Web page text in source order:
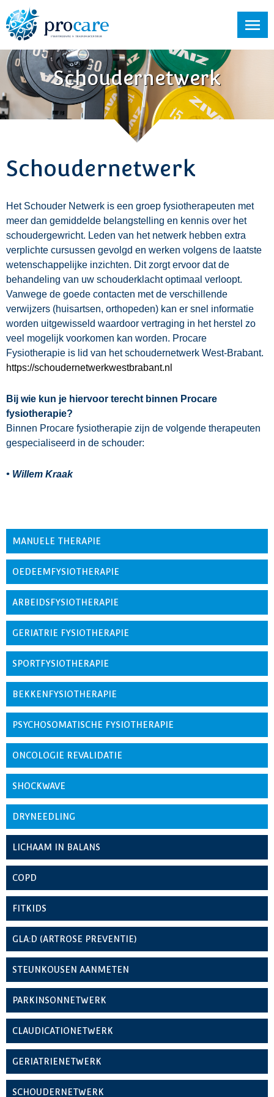
Schoudernetwerk
Schoudernetwerk
Het Schouder Netwerk is een groep fysiotherapeuten met
meer dan gemiddelde belangstelling en kennis over het
schoudergewricht. Leden van het netwerk hebben extra
verplichte cursussen gevolgd en werken volgens de laatste
wetenschappelijke inzichten. Dit zorgt ervoor dat de
behandeling van uw schouderklacht optimaal verloopt.
Vanwege de goede contacten met de verschillende
verwijzers (huisartsen, orthopeden) kan er snel informatie
worden uitgewisseld waardoor vertraging in het herstel zo
veel mogelijk voorkomen kan worden. Procare
Fysiotherapie is lid van het schoudernetwerk West-Brabant.
https://schoudernetwerkwestbrabant.nl
Bij wie kun je hiervoor terecht binnen Procare
fysiotherapie?
Binnen Procare fysiotherapie zijn de volgende therapeuten
gespecialiseerd in de schouder:
• Willem Kraak
MANUELE THERAPIE
OEDEEMFYSIOTHERAPIE
ARBEIDSFYSIOTHERAPIE
GERIATRIE FYSIOTHERAPIE
SPORTFYSIOTHERAPIE
BEKKENFYSIOTHERAPIE
PSYCHOSOMATISCHE FYSIOTHERAPIE
ONCOLOGIE REVALIDATIE
SHOCKWAVE
DRYNEEDLING
LICHAAM IN BALANS
COPD
FITKIDS
GLA:D (ARTROSE PREVENTIE)
STEUNKOUSEN AANMETEN
PARKINSONNETWERK
CLAUDICATIONETWERK
GERIATRIENETWERK
SCHOUDERNETWERK